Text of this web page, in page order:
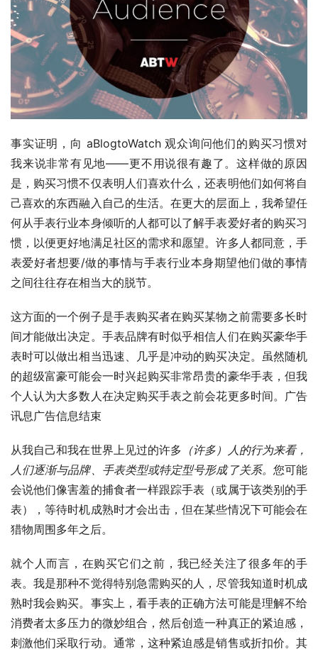
事实证明，向 aBlogtoWatch 观众询问他们的购买习惯对
我来说非常有见地——更不用说很有趣了。这样做的原因
是，购买习惯不仅表明人们喜欢什么，还表明他们如何将自
己喜欢的东西融入自己的生活。在更大的层面上，我希望任
何从手表行业本身倾听的人都可以了解手表爱好者的购买习
惯，以便更好地满足社区的需求和愿望。许多人都同意，手
表爱好者想要/做的事情与手表行业本身期望他们做的事情
之间往往存在相当大的脱节。
这方面的一个例子是手表购买者在购买某物之前需要多长时
间才能做出决定。手表品牌有时似乎相信人们在购买豪华手
表时可以做出相当迅速、几乎是冲动的购买决定。虽然随机
的超级富豪可能会一时兴起购买非常昂贵的豪华手表，但我
个人认为大多数人在决定购买手表之前会花更多时间。广告
讯息广告信息结束
从我自己和我在世界上见过的许多 （许多）人的行为来看，
人们逐渐与品牌、手表类型或特定型号形成了关系。 您可能
会说他们像害羞的捕食者一样跟踪手表（或属于该类别的手
表），等待时机成熟时才会出击，但在某些情况下可能会在
猎物周围多年之后。
就个人而言，在购买它们之前，我已经关注了很多年的手
表。我是那种不觉得特别急需购买的人，尽管我知道时机成
熟时我会购买。事实上，看手表的正确方法可能是理解不给
消费者太多压力的微妙组合，然后创造一种真正的紧迫感，
刺激他们采取行动。通常，这种紧迫感是销售或折扣价。其